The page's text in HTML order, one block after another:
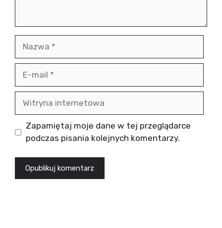
internetowa
Zapamiętaj moje dane w tej przeglądarce
podczas pisania kolejnych komentarzy.